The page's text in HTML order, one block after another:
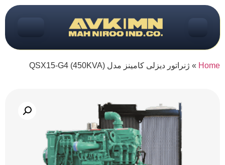
Home
» ژنراتور دیزلی کامینز مدل QSX15-G4 (450KVA)